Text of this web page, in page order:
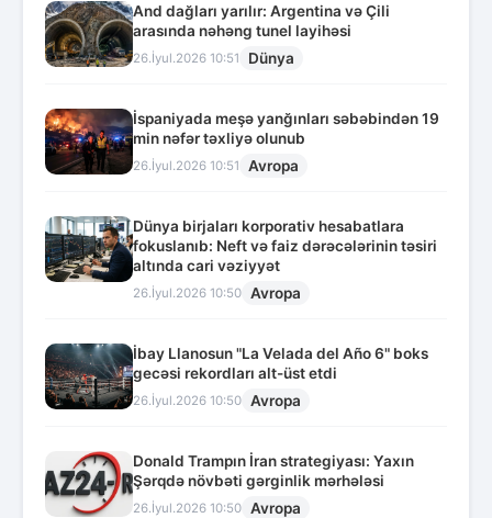
And dağları yarılır: Argentina və Çili
arasında nəhəng tunel layihəsi
26.İyul.2026 10:51 Dünya
İspaniyada meşə yanğınları səbəbindən 19
min nəfər təxliyə olunub
26.İyul.2026 10:51 Avropa
Dünya birjaları korporativ hesabatlara
fokuslanıb: Neft və faiz dərəcələrinin təsiri
altında cari vəziyyət
26.İyul.2026 10:50 Avropa
İbay Llanosun "La Velada del Año 6" boks
gecəsi rekordları alt-üst etdi
26.İyul.2026 10:50 Avropa
Donald Trampın İran strategiyası: Yaxın
Şərqdə növbəti gərginlik mərhələsi
26.İyul.2026 10:50 Avropa